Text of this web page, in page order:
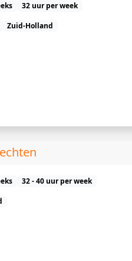
32 uur per week
Zuid-Holland
32 - 40 uur per week